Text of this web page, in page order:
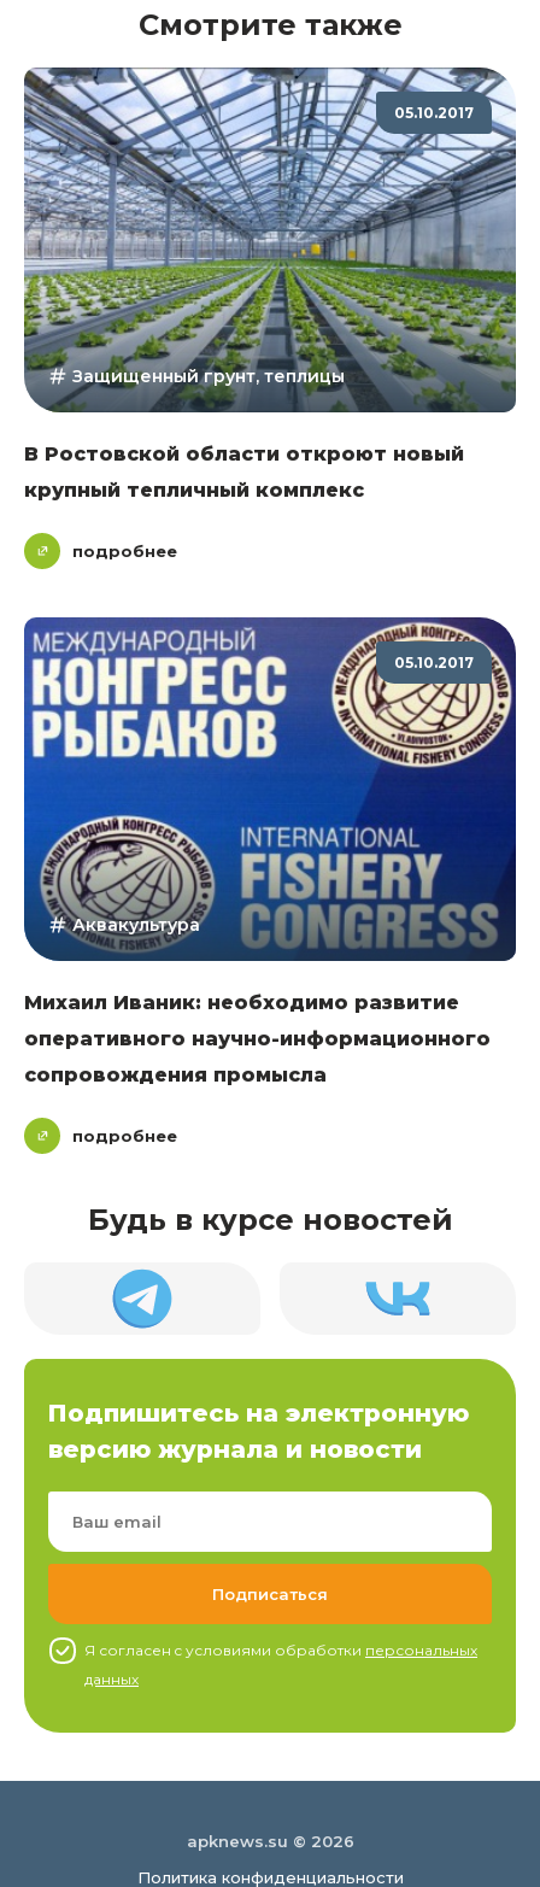
Смотрите также
05.10.2017
Защищенный грунт, теплицы
В Ростовской области откроют новый
крупный тепличный комплекс
подробнее
05.10.2017
Аквакультура
Михаил Иваник: необходимо развитие
оперативного научно-информационного
сопровождения промысла
подробнее
Будь в курсе новостей
Подпишитесь на электронную
версию журнала и новости
Я согласен c условиями обработки персональных
данных
apknews.su © 2026
Политика конфиденциальности